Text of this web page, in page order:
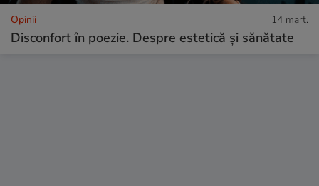
Opinii 14 mart.
Disconfort în poezie. Despre estetică și sănătate